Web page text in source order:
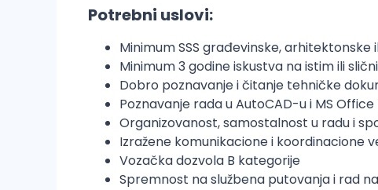
Potrebni uslovi:
Minimum SSS građevinske,
Minimum 3 godine iskustva na istim ili
Dobro poznavanje i čitanje tehničke
Poznavanje rada u AutoCAD-u i MS
Organizovanost, samostalnost u radu i
Izražene komunikacione i koordinacione
Vozačka dozvola B kategorije
Spremnost na službena putovanja i rad